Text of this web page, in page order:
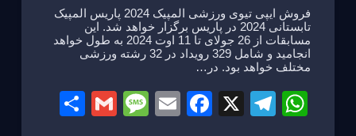
فروش ایپی تیوی ورزشی المپیک 2024 پاریس المپیک
تابستانی 2024 در پاریس برگزار خواهد شد. این
مسابقات از 26 جولای تا 11 اوت 2024 به طول خواهد
انجامید و شامل 329 رویداد در 32 رشته ورزشی
مختلف خواهد بود. در…
W
T
X
F
E
M
G